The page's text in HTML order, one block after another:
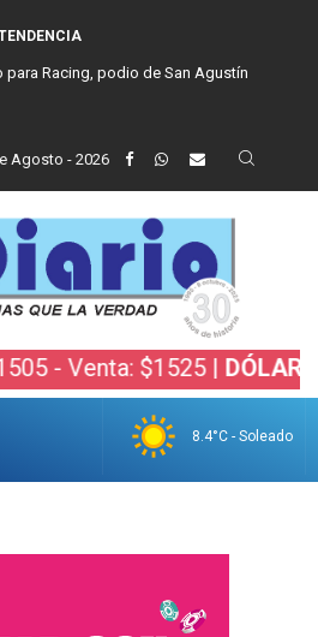
para Racing, podio de San Agustín
Agosto - 2026
$1525 | DÓLAR BOLSA:
8.4°C - Soleado